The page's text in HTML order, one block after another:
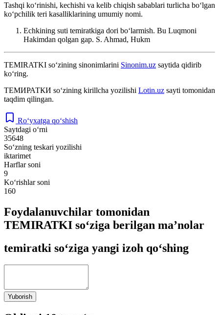
Tashqi koʻrinishi, kechishi va kelib chiqish sabablari turlicha boʻlgan
koʻpchilik teri kasalliklarining umumiy nomi.
Echkining suti temiratkiga dori boʻlarmish. Bu Luqmoni
Hakimdan qolgan gap. S. Ahmad, Hukm
TEMIRATKI so‘zining sinonimlarini Sinonim.uz saytida qidirib
ko‘ring.
ТЕМИРАТКИ so‘zining kirillcha yozilishi Lotin.uz sayti tomonidan
taqdim qilingan.
Ro‘yxatga qo‘shish
Saytdagi o‘rni
35648
So‘zning teskari yozilishi
iktarimet
Harflar soni
9
Ko‘rishlar soni
160
Foydalanuvchilar tomonidan
TEMIRATKI so‘ziga berilgan ma’nolar
temiratki so‘ziga yangi izoh qo‘shing
Yuborish